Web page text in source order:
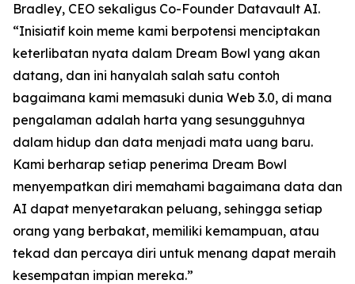
Bradley, CEO sekaligus Co-Founder Datavault AI.
“Inisiatif koin meme kami berpotensi menciptakan
keterlibatan nyata dalam Dream Bowl yang akan
datang, dan ini hanyalah salah satu contoh
bagaimana kami memasuki dunia Web 3.0, di mana
pengalaman adalah harta yang sesungguhnya
dalam hidup dan data menjadi mata uang baru.
Kami berharap setiap penerima Dream Bowl
menyempatkan diri memahami bagaimana data dan
AI dapat menyetarakan peluang, sehingga setiap
orang yang berbakat, memiliki kemampuan, atau
tekad dan percaya diri untuk menang dapat meraih
kesempatan impian mereka.”